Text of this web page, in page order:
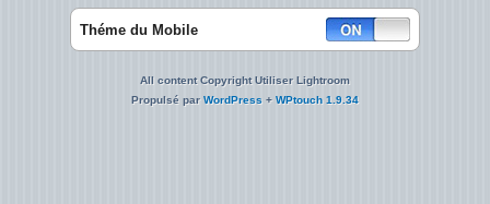
Théme du Mobile
All content Copyright Utiliser Lightroom
Propulsé parWordPress + WPtouch 1.9.34